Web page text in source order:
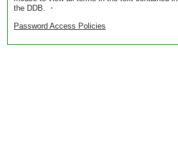
the DDB. ・
Password Access Policies